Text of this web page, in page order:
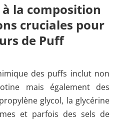
à la composition
cruciales pour
de Puff
des puffs inclut non
mais également des
glycol, la glycérine
et parfois des sels de